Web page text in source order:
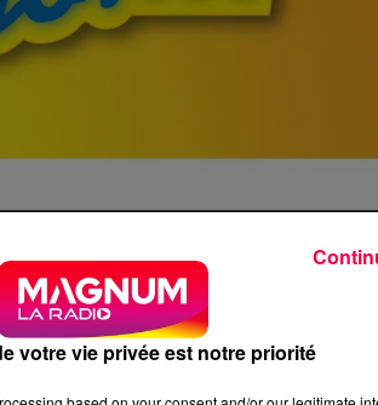
votre vie privée est notre priorité